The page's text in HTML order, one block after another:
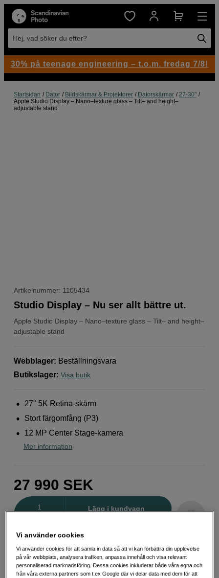
Hej, vad söker du efter?
Startsidan Dator Bildskärmar & Projektorer Datorskärmar
27-30"
Apple Studio Display – Nano–texture glass – Tilt– and height–
adjustable stand
Artikelnummer: 1105434
Apple Studio Display – Nano–texture glass – Tilt– and height–
adjustable stand
Studio Display – Nu ser allt bättre ut.
Webblager: Beställningsvara
Butikslager: Visa butik
27" 5K Retina-skärm
Stort färg­omfång (P3)
12 MP Center Stage-kamera
Mer information
27 990 SEK
Lägg i kundvagn
Delbetala från 754 SEK/mån via
Exempel: 48 mån, 754 SEK/mån, totalt 36 771 SEK, effektiv ränta 10,45 %
Startavgift 579 SEK, aviavgift 45 SEK/mån tillkommer
30% på teenage engineering – t.o.m. fredag 7/8!
Vi använder cookies
Vi använder cookies för att samla in data så att vi kan förbättra din upplevelse
på vår webbplats, analysera trafiken, anpassa innehåll och visa relevant
personaliserad marknadsföring. Dessa cookies inkluderar både våra egna och
från våra externa partners som t.ex Google där vi delar data med dem för att